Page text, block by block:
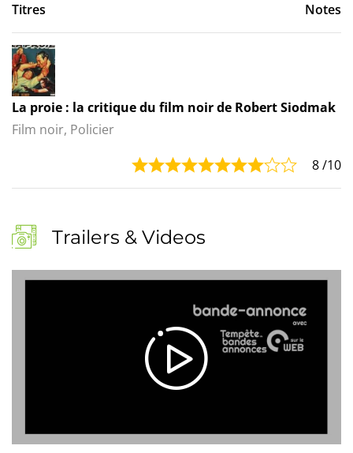
Titres Notes
La proie : la critique du film noir de Robert Siodmak
Film noir, Policier
8/10
Trailers & Videos